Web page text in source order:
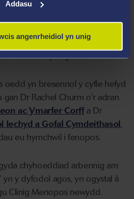
Addasu
angenrheidiol yn unig
llawer o gynnydd dros y
ar gynifer o bobl yn trafod ac
eu hunain yn agored.”
oedd yn bresennol y cyfle hefyd
Dr Rachel Churm o'r adran
ac Ymarfer Corffa Dr
Iechyd a Gofal Cymdeithasol,
eu hymchwil i fenopos.
chyhoeddiad arbennig am
yn y dyfodol agos, yn ogystal â
Clinig Menopos newydd.